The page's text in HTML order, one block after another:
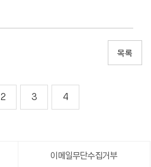
2 3 4
이메일무단수집거부